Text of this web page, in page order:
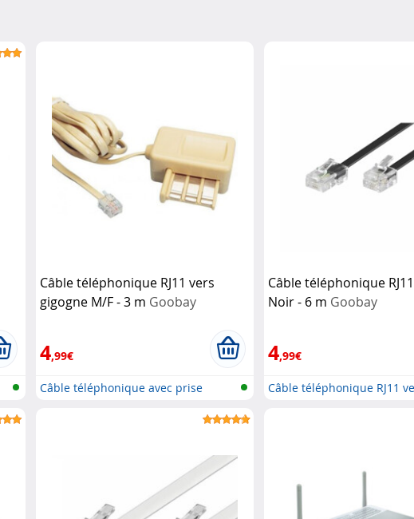
Câble téléphonique RJ11 vers
gigogne M/F - 3 m Goobay
4,99€
Câble téléphonique avec prise
Câble téléphonique
Noir - 6 m Goobay
4,99€
Câble téléphonique RJ11